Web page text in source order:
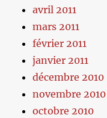
avril 2011
mars 2011
février 2011
janvier 2011
décembre 2010
novembre 2010
octobre 2010